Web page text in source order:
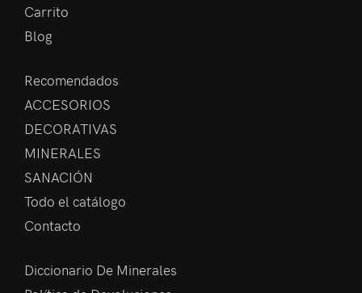
Carrito
Blog
Recomendados
ACCESORIOS
DECORATIVAS
MINERALES
SANACIÓN
Todo el catálogo
Contacto
Diccionario De Minerales